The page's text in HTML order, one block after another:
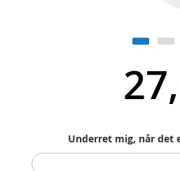
Underret mig, når det